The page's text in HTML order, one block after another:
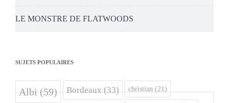
LE MONSTRE DE FLATWOODS
SUJETS POPULAIRES
Albi(59) Bordeaux(33) christian (21)